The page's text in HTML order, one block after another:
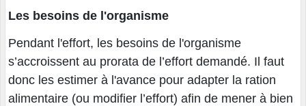
Les besoins de l'organisme
Pendant l'effort, les besoins de l'organisme
s’accroissent au prorata de l’effort demandé. Il faut
donc les estimer à l'avance pour adapter la ration
alimentaire (ou modifier l’effort) afin de mener à bien